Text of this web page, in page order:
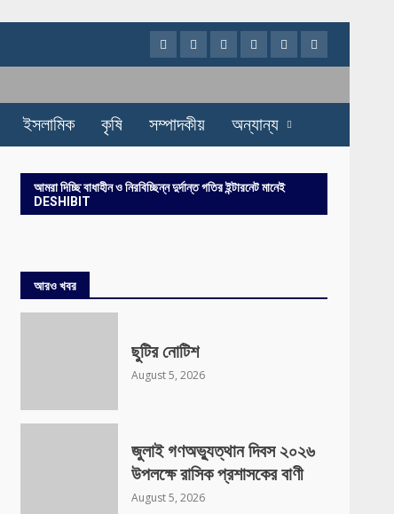
Facebook
TwitterInstagram
Youtube
VK LinkedIn
ইসলামিক কৃষি সম্পাদকীয় অন্যান্য
আমরা দিচ্ছি বাধাহীন ও নিরবিচ্ছিন্ন দুর্দান্ত গতির ইন্টারনেট মানেই
DESHIBIT
আরও খবর
ছুটির নোটিশ
August 5, 2026
জুলাই গণঅভ্যুত্থান দিবস ২০২৬
উপলক্ষে রাসিক প্রশাসকের বাণী
August 5, 2026